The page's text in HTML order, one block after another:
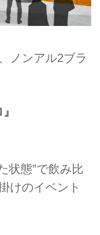
ノンアル2ブラ
状態”で飲み比
けのイベント